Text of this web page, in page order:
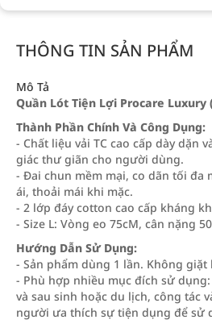
THÔNG TIN SẢN PHẨM
Mô Tả
Quần Lót Tiện Lợi Procare Luxury
Thành Phần Chính Và Công Dụng:
- Chất liệu vải TC cao cấp dày dặn
giác thư giãn cho người dùng.
- Đai chun mềm mại, co dãn tối đa
ái, thoải mái khi mặc.
- 2 lớp đáy cotton cao cấp kháng
- Size L: Vòng eo 75cM, cân nặng
Hướng Dẫn Sử Dụng:
- Sản phẩm dùng 1 lần. Không giặt
- Phù hợp nhiều mục đích sử
và sau sinh hoặc du lịch, công tác
người ưa thích sự tiện dụng để sử